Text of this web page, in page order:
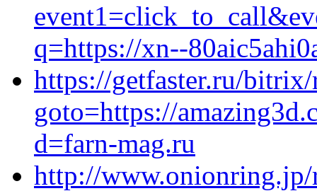
q=https://xn--
https://getfaster.ru/
goto=https://
d=farn-mag.ru
http://www.onionring.jp/